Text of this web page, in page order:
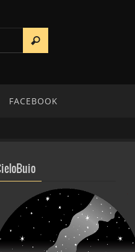
FACEBOOK